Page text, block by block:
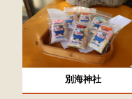
別海神社